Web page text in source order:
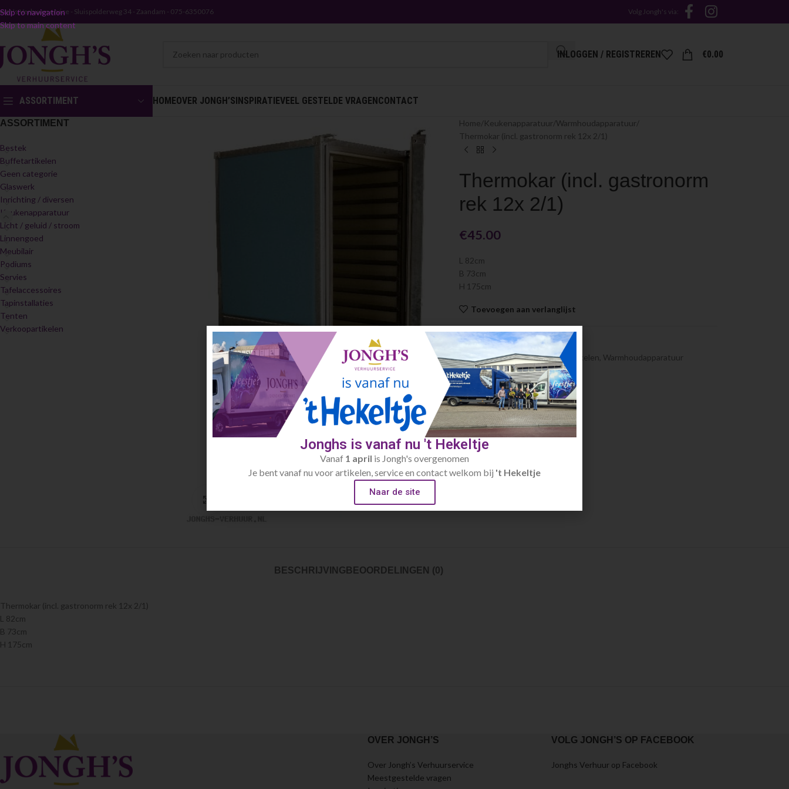
Skip to navigation
Skip to main content
Verhuurservice - Sluispolderweg 34 - Zaandam - 075-6350076 Volg Jongh's via:
INLOGGEN / REGISTREREN €0.00
ASSORTIMENT HOMEOVER JONGH’SINSPIRATIEVEEL GESTELDE VRAGENCONTACT
ASSORTIMENT
Bestek
Buffetartikelen
Geen categorie
Glaswerk
Inrichting / diversen
Keukenapparatuur
Licht / geluid / stroom
Linnengoed
Meubilair
Podiums
Servies
Tafelaccessoires
Tapinstallaties
Tenten
Verkoopartikelen
Home Keukenapparatuur Warmhoudapparatuur
Thermokar (incl. gastronorm rek 12x 2/1)
Thermokar (incl. gastronorm
rek 12x 2/1)
€45.00
L 82cm
B 73cm
H 175cm
Toevoegen aan verlanglijst
Artikelnummer:
Categorieën:Overige bufferartikelen Warmhoudapparatuur
BESCHRIJVING BEOORDELINGEN (0)
Thermokar (incl. gastronorm rek 12x 2/1)
L 82cm
B 73cm
H 175cm
OVER JONGH’S
Over Jongh’s Verhuurservice
Meestgestelde vragen
VOLG JONGH’S OP FACEBOOK
Jonghs Verhuur op Facebook
Jonghs is vanaf nu 't Hekeltje
Vanaf 1 april is Jongh's overgenomen
Je bent vanaf nu voor artikelen, service en contact welkom bij 't Hekeltje
Naar de site